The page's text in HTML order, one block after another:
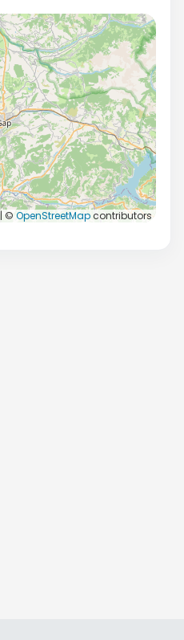
| © OpenStreetMapcontributors